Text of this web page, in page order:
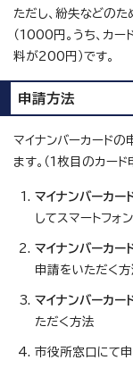
ただし、紛失などの
（1000円。うち、カ
料が200円）です。
申請方法
マイナンバーカード
ます。（1枚目のカー
マイナンバーカ
してスマートフ
マイナンバーカ
申請をいただく方
マイナンバーカー
ただく方法
市役所窓口にて